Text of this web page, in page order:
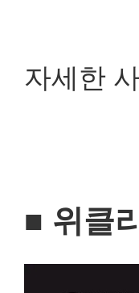
자세한
■ 위클